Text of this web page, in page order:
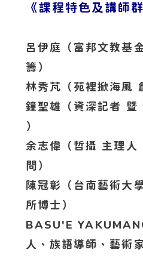
《課程特色及講師群
呂伊庭（富邦文教基
籌）
林秀芃（苑裡掀海風
鐘聖雄（資深記者 暨
）
余志偉（哲攝 主理人
問）
陳冠彰（台南藝術大
所博士）
BASU'E
人、族語導師、藝術家